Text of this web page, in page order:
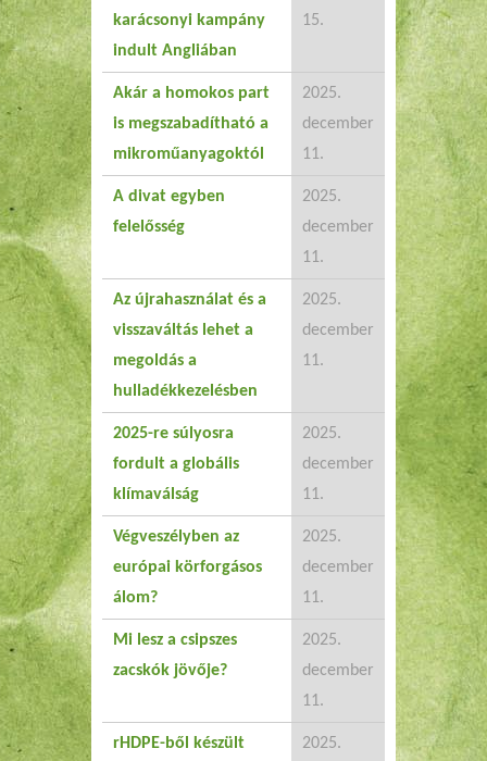
karácsonyi kampány
indult Angliában
15.
Akár a homokos part
is megszabadítható a
mikroműanyagoktól
2025.
december
11.
A divat egyben
felelősség
2025.
december
11.
Az újrahasználat és a
visszaváltás lehet a
megoldás a
hulladékkezelésben
2025.
december
11.
2025-re súlyosra
fordult a globális
klímaválság
2025.
december
11.
Végveszélyben az
európai körforgásos
álom?
2025.
december
11.
Mi lesz a csipszes
zacskók jövője?
2025.
december
11.
rHDPE-ből készült
2025.